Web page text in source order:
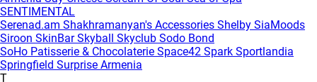
SENTIMENTAL
Serenad.am Shakhramanyan's Accessories Shelby SiaMoods
Siroon SkinBarSkyball Skyclub Sodo Bond
SoHo Patisserie & Chocolaterie Space42 Spark Sportlandia
Springfield Surprise Armenia
T